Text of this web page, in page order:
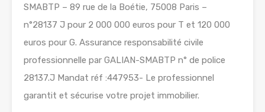
SMABTP – 89 rue de la Boétie, 75008 Paris –
n°28137 J pour 2 000 000 euros pour T et 120 000
euros pour G. Assurance responsabilité civile
professionnelle par GALIAN-SMABTP n° de police
28137.J Mandat réf :447953- Le professionnel
garantit et sécurise votre projet immobilier.